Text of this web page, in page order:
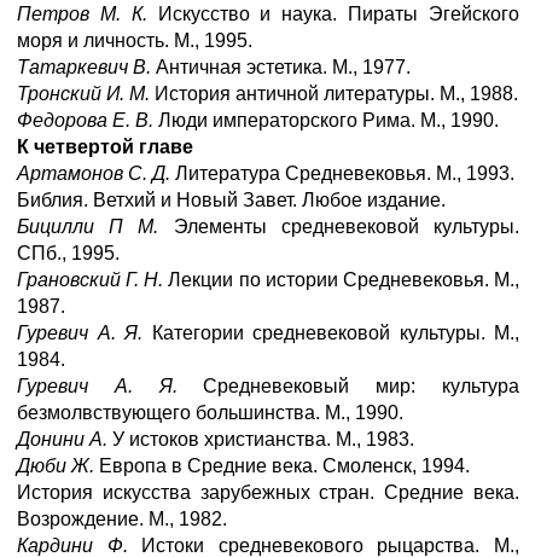
Петров М. К.
Искусство и наука. Пираты Эгейского
моря и личность. М., 1995.
Татаркевич В. Античная эстетика. М., 1977.
Тронский И. М. История античной литературы. М., 1988.
Федорова Е. В. Люди императорского Рима. М., 1990.
К четвертой главе
Артамонов С. Д. Литература Средневековья. М., 1993.
Библия. Ветхий и Новый Завет. Любое издание.
Бицилли П М. Элементы средневековой культуры.
СПб., 1995.
Грановский Г. Н.Лекции по истории Средневековья. М.,
1987.
Гуревич А. Я.
Категории средневековой культуры. М.,
1984.
Гуревич А. Я.Средневековый мир: культура
безмолвствующего большинства. М., 1990.
Донини А. У истоков христианства. М., 1983.
Дюби Ж. Европа в Средние века. Смоленск, 1994.
История искусства зарубежных стран. Средние века.
Возрождение. М., 1982.
Кардини Ф.
Истоки средневекового рыцарства. М.,